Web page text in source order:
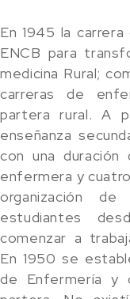
En 1945 la
ENCB para
medicina Rural;
carreras de
partera rural. A
enseñanza
con una
enfermera y
organización
estudiantes
comenzar a
En 1950 se
de Enfermería y